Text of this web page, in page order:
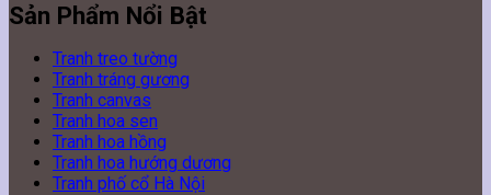
Sản Phẩm Nổi Bật
Tranh treo tường
Tranh tráng gương
Tranh canvas
Tranh hoa sen
Tranh hoa hồng
Tranh hoa hướng dương
Tranh phố cổ Hà Nội